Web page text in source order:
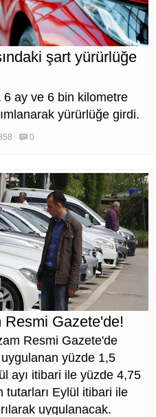
şart yürürlüğe
6 ay ve 6 bin kilometre
yürürlüğe girdi.
0
Resmi Gazete'de!
Resmi Gazete'de
uygulanan yüzde 1,5
ayı itibari ile yüzde 4,75
tutarları Eylül itibari ile
uygulanacak.